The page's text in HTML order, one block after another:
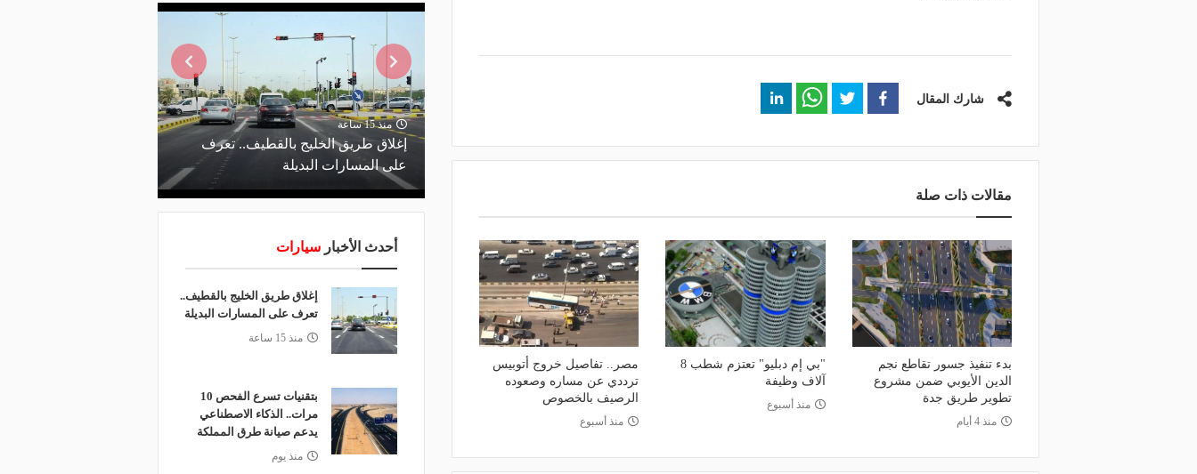
شارك المقال
مقالات ذات صلة
بدء تنفيذ جسور تقاطع نجم
الدين الأيوبي ضمن مشروع
تطوير طريق جدة
منذ 4 أيام
"بي إم دبليو" تعتزم شطب 8
آلاف وظيفة
منذ أسبوع
مصر.. تفاصيل خروج أتوبيس
ترددي عن مساره وصعوده
الرصيف بالخصوص
منذ أسبوع
منذ 15 ساعة
إغلاق طريق الخليج بالقطيف.. تعرف
على المسارات البديلة
بتقنيات تسرع الفحص 10 مرات.. الذكاء
الاصطناعي يدعم صيانة طرق المملكة
إغلاق طريق الخليج بالقطيف.. تعرف
على المسارات البديلة
بتقنيات تسرع الفحص 10 مرات.. الذكاء
يدعم صيانة طرق المملكة
أحدث الأخبار سيارات
إغلاق طريق الخليج بالقطيف..
تعرف على المسارات البديلة
منذ 15 ساعة
بتقنيات تسرع الفحص 10
مرات.. الذكاء الاصطناعي
يدعم صيانة طرق المملكة
منذ يوم